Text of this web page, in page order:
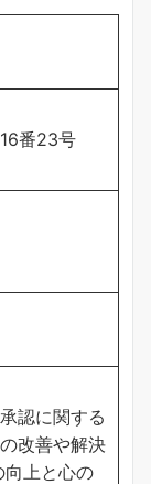
番23号
認に関する
改善や解決
向上と心の